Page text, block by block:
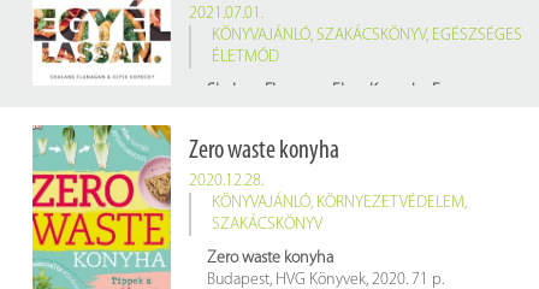
2021.07.01.
KÖNYVAJÁNLÓ, SZAKÁCSKÖNYV, EGÉSZSÉGES
ÉLETMÓD
Zero waste konyha
2020.12.28.
KÖNYVAJÁNLÓ, KÖRNYEZETVÉDELEM,
SZAKÁCSKÖNYV
Zero waste konyha
Budapest, HVG Könyvek, 2020. 71 p.